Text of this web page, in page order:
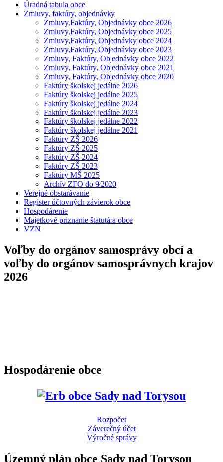
Úradná tabula obce
Zmluvy, faktúry, objednávky
Zmluvy,Faktúry, Objednávky obce 2026
Zmluvy,Faktúry, Objednávky obce 2025
Zmluvy,Faktúry, Objednávky obce 2024
Zmluvy,Faktúry, Objednávky obce 2023
Zmluvy, Faktúry, Objednávky obce 2022
Zmluvy, Faktúry, Objednávky obce 2021
Zmluvy, Faktúry, Objednávky obce 2020
Faktúry školskej jedálne 2026
Faktúry školskej jedálne 2025
Faktúry školskej jedálne 2024
Faktúry školskej jedálne 2023
Faktúry školskej jedálne 2022
Faktúry školskej jedálne 2021
Faktúry ZŠ 2026
Faktúry ZŠ 2025
Faktúry ZŠ 2024
Faktúry ZŠ 2023
Faktúry MŠ 2025
Archív ZFO do 9⁄2020
Verejné obstarávanie
Register účtovných závierok obce
Hospodárenie
Majetkové priznanie štatutára obce
VZN
Voľby do orgánov samosprávy obcí a
voľby do orgánov samosprávnych krajov
2026
Hospodárenie obce
Rozpočet
Záverečný účet
Výročné správy
Územný plán obce Sady nad Torysou